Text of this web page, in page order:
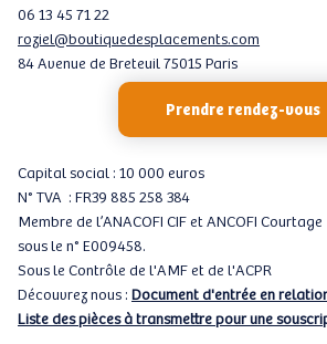
06 13 45 71 22
roziel@boutiquedesplacements.com
84 Avenue de Breteuil 75015 Paris
Prendre rendez-vous
Capital social : 10 000 euros
N° TVA : FR39 885 258 384
Membre de l’ANACOFI CIF et ANCOFI Courtage
sous le n° E009458.
Sous le Contrôle de l'AMF et de l'ACPR
Découvrez nous :Document d'entrée en
Liste des pièces à transmettre pour une